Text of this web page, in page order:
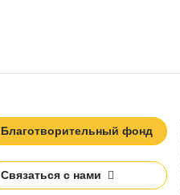
Благотворительный фонд
Связаться с нами